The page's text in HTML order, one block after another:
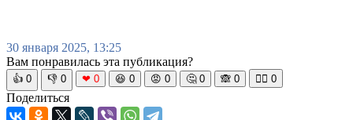
30 января 2025, 13:25
Вам понравилась эта публикация?
👍 0 👎 0 ❤ 0 😆 0 😡 0 🤔 0 🙈 0 🧘‍♀️ 0
Поделиться